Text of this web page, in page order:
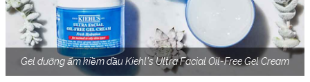
Gel dưỡng ẩm kiềm dầu Kiehl's Ultra Facial Oil-Free Gel Cream